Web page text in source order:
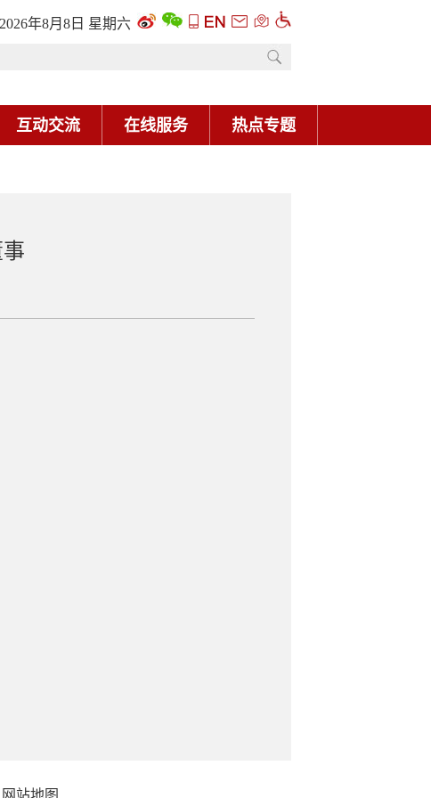
2026年8月8日 星期六
互动交流 在线服务 热点专题